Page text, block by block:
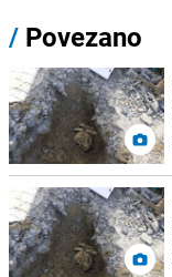
/ Povezano